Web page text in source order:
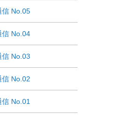
信 No.05
信 No.04
信 No.03
信 No.02
信 No.01